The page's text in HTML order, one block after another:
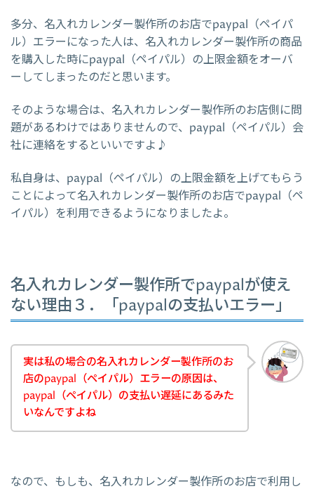
多分、名入れカレンダー製作所のお店でpaypal（ペイパ
ル）エラーになった人は、名入れカレンダー製作所の商品
を購入した時にpaypal（ペイパル）の上限金額をオーバ
ーしてしまったのだと思います。
そのような場合は、名入れカレンダー製作所のお店側に問
題があるわけではありませんので、paypal（ペイパル）会
社に連絡をするといいですよ♪
私自身は、paypal（ペイパル）の上限金額を上げてもらう
ことによって名入れカレンダー製作所のお店でpaypal（ペ
イパル）を利用できるようになりましたよ。
名入れカレンダー製作所でpaypalが使え
ない理由３．「paypalの支払いエラー」
実は私の場合の名入れカレンダー製作所のお
店のpaypal（ペイパル）エラーの原因は、
paypal（ペイパル）の支払い遅延にあるみた
いなんですよね
なので、もしも、名入れカレンダー製作所のお店で利用し